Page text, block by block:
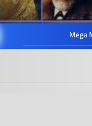
Mega